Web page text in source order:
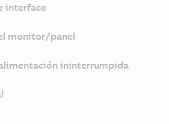
interface
monitor/panel
ininterrumpida